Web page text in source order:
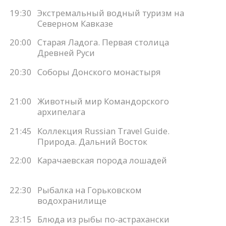
19:30 Экстремальный водный туризм на
Северном Кавказе
20:00 Старая Ладога. Первая столица
Древней Руси
20:30 Соборы Донского монастыря
21:00 Животный мир Командорского
архипелага
21:45
Коллекция Russian Travel Guide.
Природа. Дальний Восток
22:00
Карачаевская порода лошадей
22:30
Рыбалка на Горьковском
водохранилище
23:15
Блюда из рыбы по-астрахански